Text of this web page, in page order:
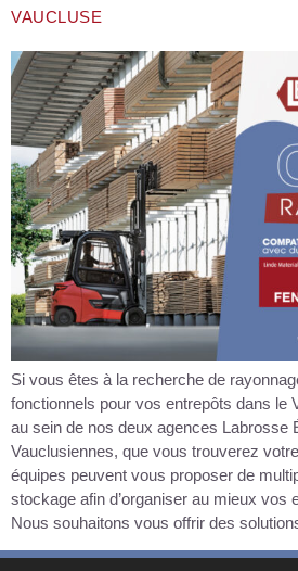
VAUCLUSE
Si vous êtes à la recherche de
fonctionnels pour vos entrepôts dans le
au sein de nos deux agences Labrosse
Vauclusiennes, que vous trouverez
équipes peuvent vous proposer de
stockage afin d’organiser au mieux vos
Nous souhaitons vous offrir des